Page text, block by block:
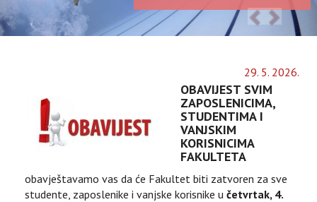
29. 5. 2026.
OBAVIJEST SVIM
ZAPOSLENICIMA,
STUDENTIMA I
VANJSKIM
KORISNICIMA
FAKULTETA
obavještavamo vas da će Fakultet biti zatvoren za sve
studente, zaposlenike i vanjske korisnike u četvrtak, 4.